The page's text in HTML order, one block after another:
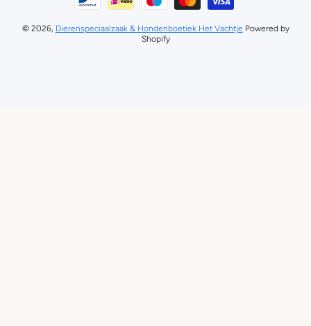
© 2026, Dierenspeciaalzaak & Hondenboetiek Het Vachtje Powered by
Shopify